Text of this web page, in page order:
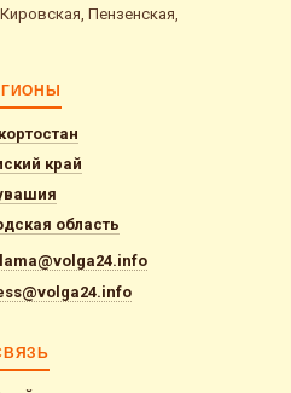
Пензенская,
край
область